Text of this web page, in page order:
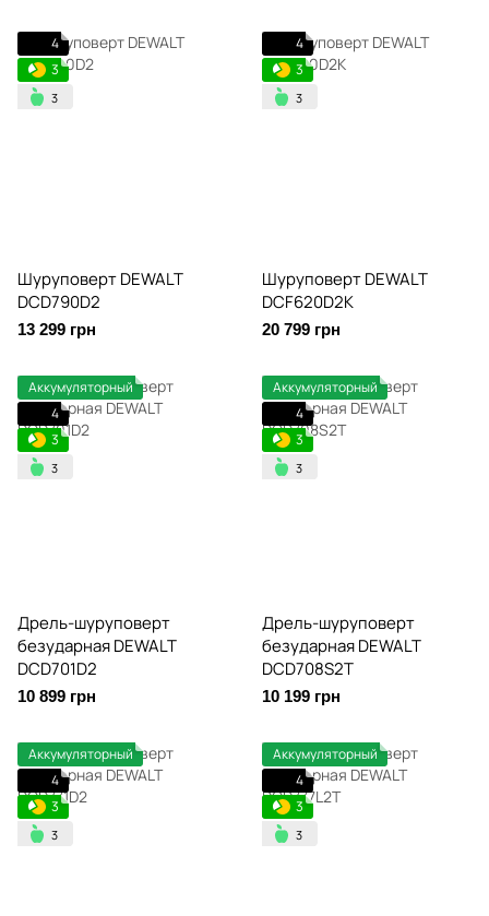
4
3
Шуруповерт DEWALT
DCD790D2
13 299 грн
4
3
Шуруповерт DEWALT
DCF620D2K
20 799 грн
Аккумуляторный
4
3
Дрель-шуруповерт
безударная DEWALT
DCD701D2
10 899 грн
Аккумуляторный
4
3
Дрель-шуруповерт
безударная DEWALT
DCD708S2T
10 199 грн
Аккумуляторный
4
3
Аккумуляторный
4
3